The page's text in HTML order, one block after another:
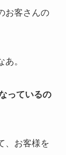
お客さんの
。
っているの
、お客様を